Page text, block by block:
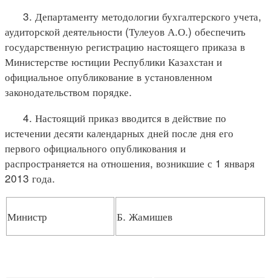
3. Департаменту методологии бухгалтерского учета,
аудиторской деятельности (Тулеуов А.О.) обеспечить
государственную регистрацию настоящего приказа в
Министерстве юстиции Республики Казахстан и
официальное опубликование в установленном
законодательством порядке.
4. Настоящий приказ вводится в действие по
истечении десяти календарных дней после дня его
первого официального опубликования и
распространяется на отношения, возникшие с 1 января
2013 года.
Министр Б. Жамишев